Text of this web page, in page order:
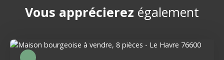
Vous apprécierez également